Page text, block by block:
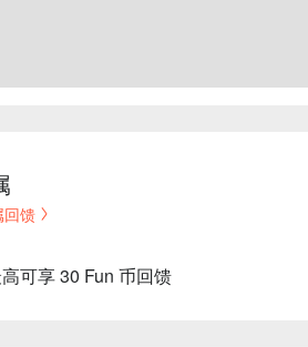
回馈
可享 30 Fun 币回馈